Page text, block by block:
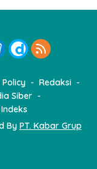
Redaksi
Siber
Indeks
By PT. Kabar Grup